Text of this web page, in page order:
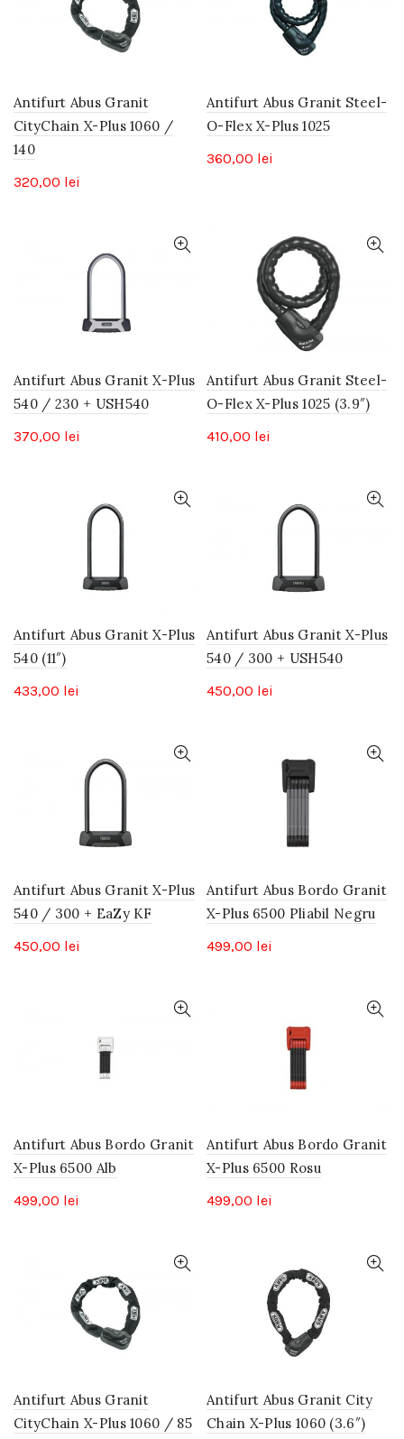
Antifurt Abus Granit
CityChain X-Plus 1060 /
140
320,00 lei
Antifurt Abus Granit Steel-
O-Flex X-Plus 1025
360,00 lei
Antifurt Abus Granit X-Plus
540 / 230 + USH540
370,00 lei
Antifurt Abus Granit Steel-
O-Flex X-Plus 1025 (3.9″)
410,00 lei
Antifurt Abus Granit X-Plus
540 (11″)
433,00 lei
Antifurt Abus Granit X-Plus
540 / 300 + USH540
450,00 lei
Antifurt Abus Granit X-Plus
540 / 300 + EaZy KF
450,00 lei
Antifurt Abus Bordo Granit
X-Plus 6500 Pliabil Negru
499,00 lei
Antifurt Abus Bordo Granit
X-Plus 6500 Alb
499,00 lei
Antifurt Abus Bordo Granit
X-Plus 6500 Rosu
499,00 lei
Antifurt Abus Granit
CityChain X-Plus 1060 / 85
Antifurt Abus Granit City
Chain X-Plus 1060 (3.6″)